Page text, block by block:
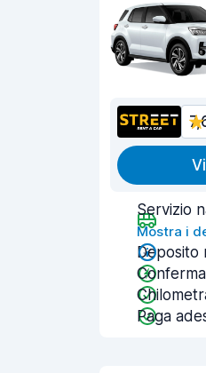
Servizio
Mostra i
Deposito
Paga